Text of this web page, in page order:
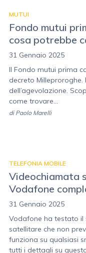
MUTUI
Fondo mutui
cosa potrebbe
31 Gennaio 2025
Il Fondo mutui prima
decreto Milleproroghe.
dell’agevolazione.
come trovare...
di Paolo Marelli
TELEFONIA MOBILE
Videochiamata
Vodafone
31 Gennaio 2025
Vodafone ha testato il
satellitare che non
funziona su qualsiasi
tutti i dettagli su